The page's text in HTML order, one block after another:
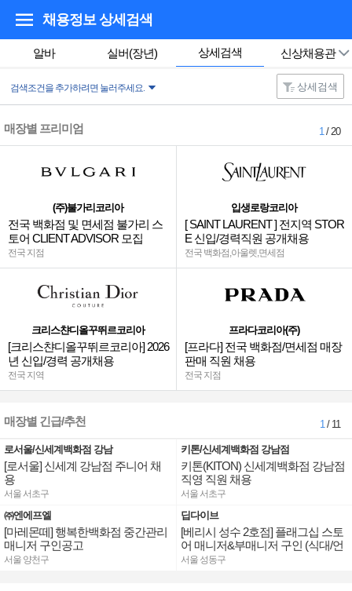
채용정보 상세검색
알바 실버(장년) 상세검색 신상채용관
검색조건을 추가하려면 눌러주세요. 상세검색
매장별 프리미엄 1/ 20
(주)불가리코리아
전국 백화점 및 면세점 불가리 스
토어 CLIENT ADVISOR 모집
전국 지점
크리스챤디올꾸뛰르코리아
[크리스챤디올꾸뛰르코리아] 2026
년 신입/경력 공개채용
전국 지역
입생로랑코리아
[ SAINT LAURENT ] 전지역 STOR
E 신입/경력직원 공개채용
전국 백화점,아울렛,면세점
프라다코리아(주)
[프라다] 전국 백화점/면세점 매장
판매 직원 채용
전국 지점
매장별 긴급/추천 1/ 11
로서울/신세계백화점 강남
[로서울] 신세계 강남점 주니어 채
용
서울 서초구
㈜엔에프엘
[마레몬떼] 행복한백화점 중간관리
매니저 구인공고
서울 양천구
키톤/신세계백화점 강남점
키톤(KITON) 신세계백화점 강남점
직영 직원 채용
서울 서초구
딥다이브
[베리시 성수 2호점] 플래그십 스토
어 매니저&부매니저 구인 (식대/언
어수당 지급)
서울 성동구